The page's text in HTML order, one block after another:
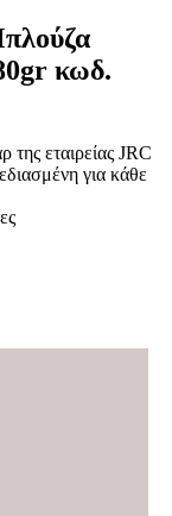
κωδ.
εταιρείας JRC
για κάθε